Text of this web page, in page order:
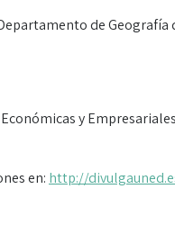
de Geografía
y
en: http://